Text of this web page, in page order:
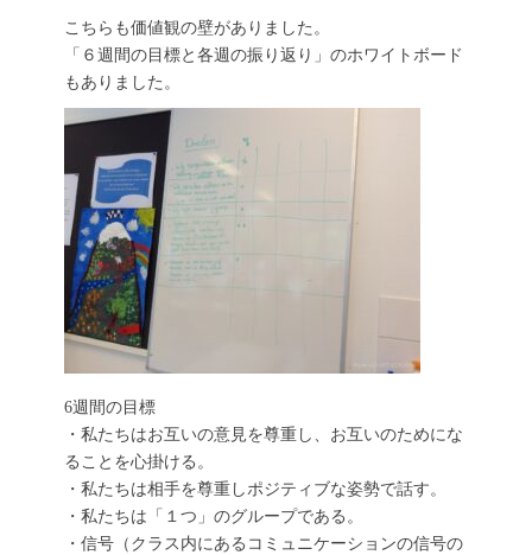
こちらも価値観の壁がありました。
「６週間の目標と各週の振り返り」のホワイトボード
もありました。
6週間の目標
・私たちはお互いの意見を尊重し、お互いのためにな
ることを心掛ける。
・私たちは相手を尊重しポジティブな姿勢で話す。
・私たちは「１つ」のグループである。
・信号（クラス内にあるコミュニケーションの信号の